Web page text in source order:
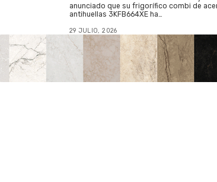
anunciado que su frigorífico combi de
antihuellas 3KFB664XE ha…
29 JULIO, 2026